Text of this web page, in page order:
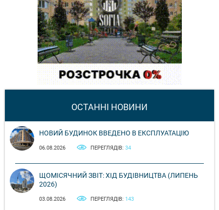
ОСТАННІ НОВИНИ
НОВИЙ БУДИНОК ВВЕДЕНО В ЕКСПЛУАТАЦІЮ
06.08.2026 ПЕРЕГЛЯДІВ: 34
ЩОМІСЯЧНИЙ ЗВІТ: ХІД БУДІВНИЦТВА (ЛИПЕНЬ
2026)
03.08.2026 ПЕРЕГЛЯДІВ: 143